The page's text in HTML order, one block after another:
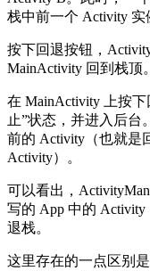
栈中前一个 Activity 实
按下回退按钮，
MainActivity 回到栈顶。
在 MainActivity 上按
止”状态，并进入后台
前的 Activity（也就是
Activity）。
可以看出，
写的 App 中的
退栈。
这里存在的一点区别